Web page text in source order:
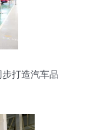
打造汽车品